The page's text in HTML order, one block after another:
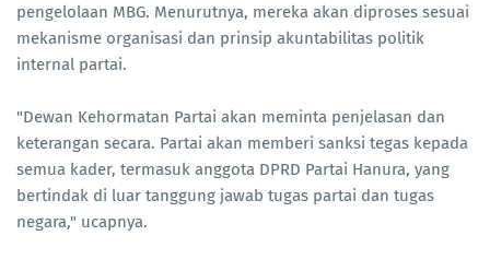
pengelolaan MBG. Menurutnya, mereka akan diproses sesuai
mekanisme organisasi dan prinsip akuntabilitas politik
internal partai.
"Dewan Kehormatan Partai akan meminta penjelasan dan
keterangan secara. Partai akan memberi sanksi tegas kepada
semua kader, termasuk anggota DPRD Partai Hanura, yang
bertindak di luar tanggung jawab tugas partai dan tugas
negara," ucapnya.